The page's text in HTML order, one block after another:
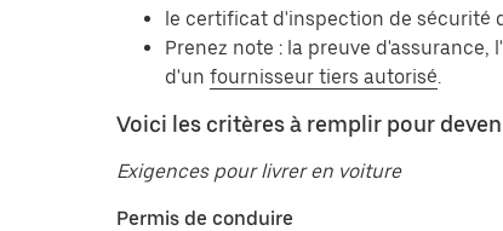
le certificat d'inspection de sécurité
Prenez note : la preuve
d'un fournisseur tiers autorisé.
Voici les critères à remplir pour
Exigences pour livrer en voiture
Permis de conduire